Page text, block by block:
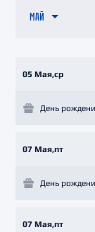
МАЙ
05 Мая,ср
День
07 Мая,пт
День
07 Мая,пт